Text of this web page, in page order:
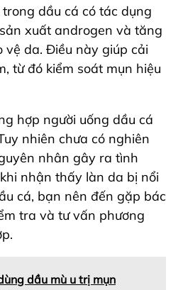
trong dầu cá có tác dụng
xuất androgen và tăng
vệ da. Điều này giúp cải
từ đó kiểm soát mụn hiệu
hợp người uống dầu cá
nhiên chưa có nghiên
nhân gây ra tình
nhận thấy làn da bị nổi
cá, bạn nên đến gặp bác
tra và tư vấn phương
dầu mù u trị mụn